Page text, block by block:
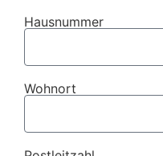
Hausnummer
Wohnort